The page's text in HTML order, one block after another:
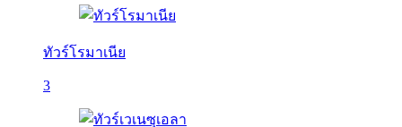
ทัวร์โรมาเนีย
3